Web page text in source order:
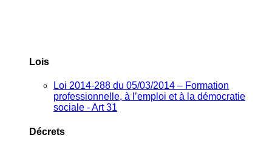
Lois
Loi 2014-288 du 05/03/2014 – Formation
professionnelle, à l’emploi et à la démocratie
sociale - Art 31
Décrets